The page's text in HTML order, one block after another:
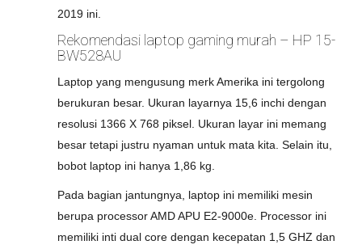
2019 ini.
Rekomendasi laptop gaming murah – HP 15-
BW528AU
Laptop yang mengusung merk Amerika ini tergolong
berukuran besar. Ukuran layarnya 15,6 inchi dengan
resolusi 1366 X 768 piksel. Ukuran layar ini memang
besar tetapi justru nyaman untuk mata kita. Selain itu,
bobot laptop ini hanya 1,86 kg.
Pada bagian jantungnya, laptop ini memiliki mesin
berupa processor AMD APU E2-9000e. Processor ini
memiliki inti dual core dengan kecepatan 1,5 GHZ dan